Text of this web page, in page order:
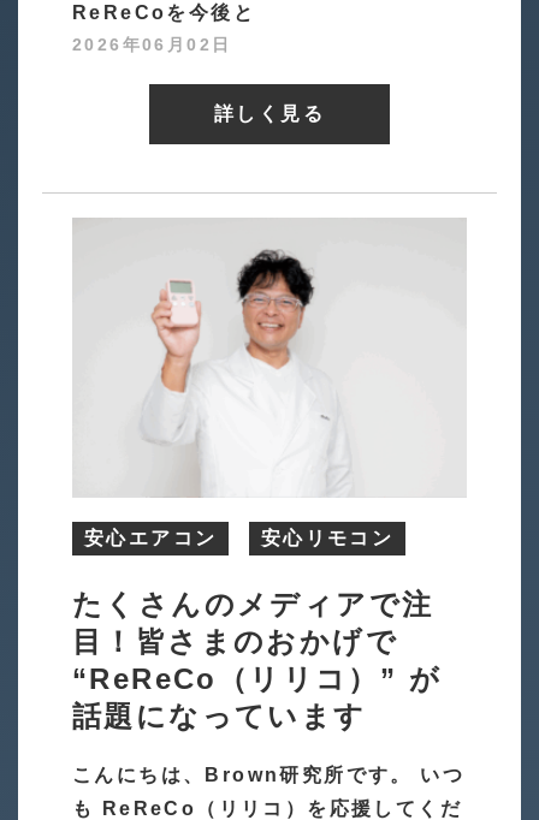
ReReCoを今後と
2026年06月02日
詳しく見る
安心エアコン 安心リモコン
たくさんのメディアで注
目！皆さまのおかげで
“ReReCo（リリコ）” が
話題になっています
こんにちは、Brown研究所です。 いつ
も ReReCo（リリコ）を応援してくだ